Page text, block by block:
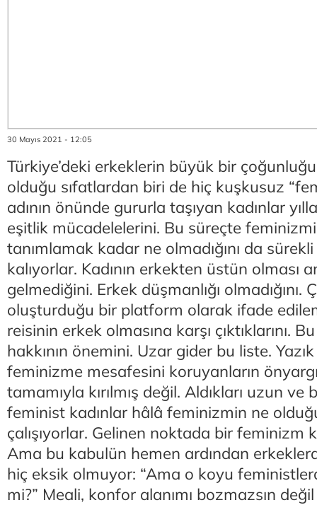
30 Mayıs 2021 - 12:05
Türkiye’deki erkeklerin büyük bir
olduğu sıfatlardan biri de hiç kuşkusuz
adının önünde gururla taşıyan kadınlar
eşitlik mücadelelerini. Bu süreçte
tanımlamak kadar ne olmadığını da
kalıyorlar. Kadının erkekten üstün olması
gelmediğini. Erkek düşmanlığı olmadığını.
oluşturduğu bir platform olarak ifade
reisinin erkek olmasına karşı çıktıklarını.
hakkının önemini. Uzar gider bu liste.
feminizme mesafesini koruyanların
tamamıyla kırılmış değil. Aldıkları uzun ve
feminist kadınlar hâlâ feminizmin ne
çalışıyorlar. Gelinen noktada bir feminizm
Ama bu kabulün hemen ardından
hiç eksik olmuyor: “Ama o koyu
mi?” Meali, konfor alanımı bozmazsın